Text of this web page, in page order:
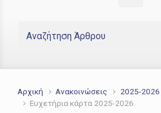
Αρχική Ανακοινώσεις 2025-2026
Ευχετήρια κάρτα 2025-2026